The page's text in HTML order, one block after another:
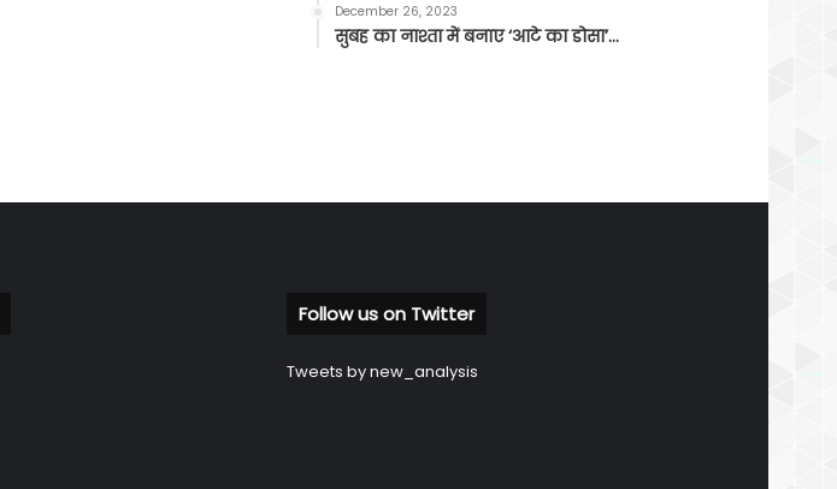
December 26, 2023
सुबह का नाश्ता में बनाए ‘आटे का डोसा’…
Follow us on Twitter
Tweets by new_analysis